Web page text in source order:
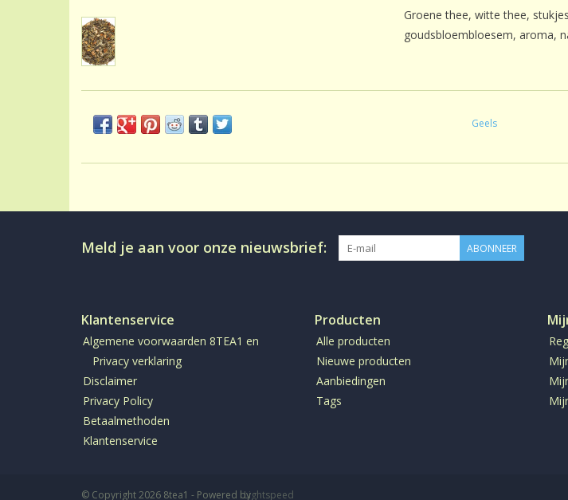
Groene thee, witte thee,
goudsbloembloesem, aroma,
Geels
Meld je aan voor onze nieuwsbrief: ABONNEER
Klantenservice
Algemene voorwaarden 8TEA1 en
Privacy verklaring
Disclaimer
Privacy Policy
Betaalmethoden
Klantenservice
Producten
Alle producten
Nieuwe producten
Aanbiedingen
Tags
© Copyright 2026 8tea1 - Powered byLightspeed